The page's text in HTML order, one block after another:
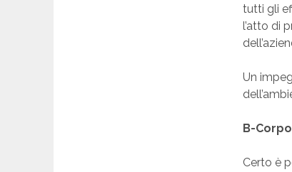
tutti gli
l’atto di
Un
B-
Certo è